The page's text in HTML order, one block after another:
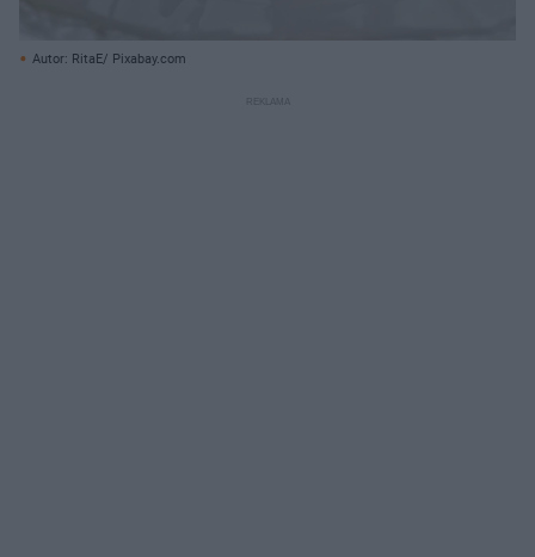
Autor: RitaE/ Pixabay.com